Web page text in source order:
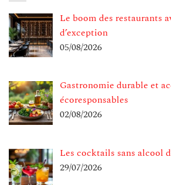
Le boom des restaurants
d’exception
05/08/2026
Gastronomie durable et
écoresponsables
02/08/2026
Les cocktails sans alcool
29/07/2026